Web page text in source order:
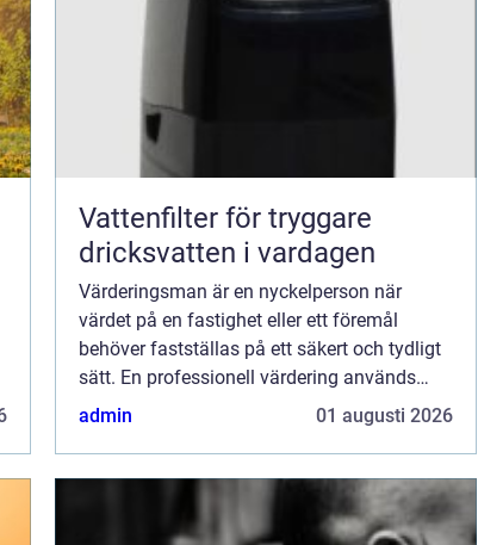
Vattenfilter för tryggare
dricksvatten i vardagen
Värderingsman är en nyckelperson när
värdet på en fastighet eller ett föremål
behöver fastställas på ett säkert och tydligt
sätt. En professionell värdering används
ofta som underlag för banklån,
admin 01 augusti 2026